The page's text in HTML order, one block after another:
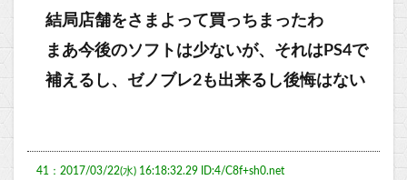
結局店舗をさまよって買っちまったわ
まあ今後のソフトは少ないが、それはPS4で
補えるし、ゼノブレ2も出来るし後悔はない
41：2017/03/22(水) 16:18:32.29 ID:4/C8f+sh0.net